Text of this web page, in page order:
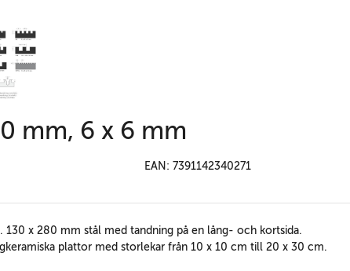
mm, 6 x 6 mm
EAN: 7391142340271
130 x 280 mm stål med tandning på en lång- och kortsida.
plattor med storlekar från 10 x 10 cm till 20 x 30 cm.